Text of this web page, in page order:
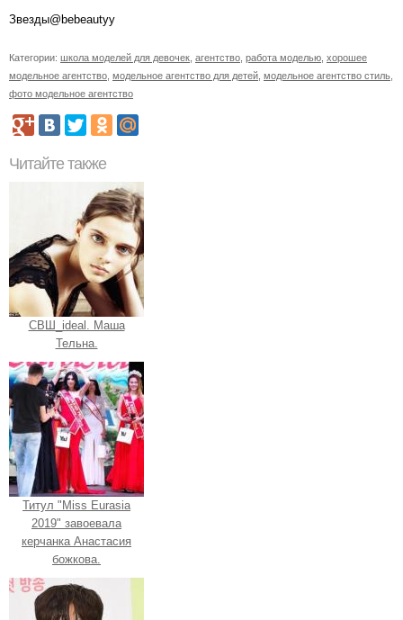
Звезды@bebeautyy
Категории: школа моделей для девочек агентство работа моделью хорошее
модельное агентство модельное агентство для детей модельное агентство стиль
фото модельное агентство
Читайте также
СВШ_ideal. Маша
Тельна.
Титул "Miss Eurasia
2019" завоевала
керчанка Анастасия
божкова.